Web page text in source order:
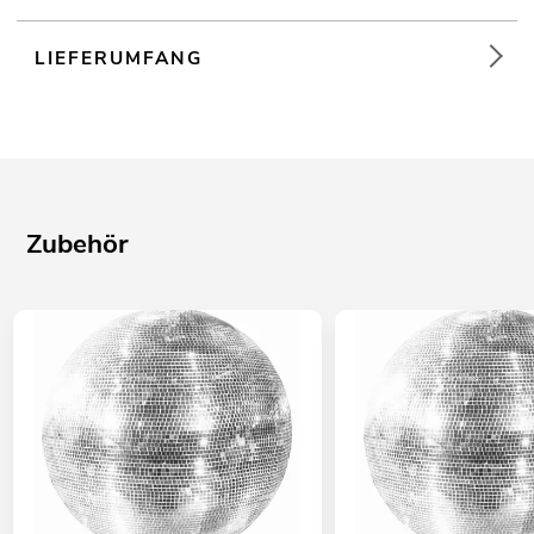
LIEFERUMFANG
Zubehör